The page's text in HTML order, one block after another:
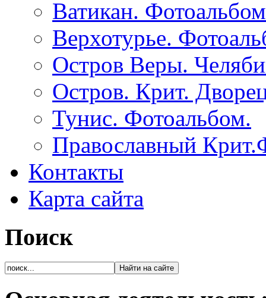
Ватикан.
Верхотурье.
Остров Веры.
Остров. Крит.
Тунис. Фотоальбом.
Православный
Контакты
Карта сайта
Поиск